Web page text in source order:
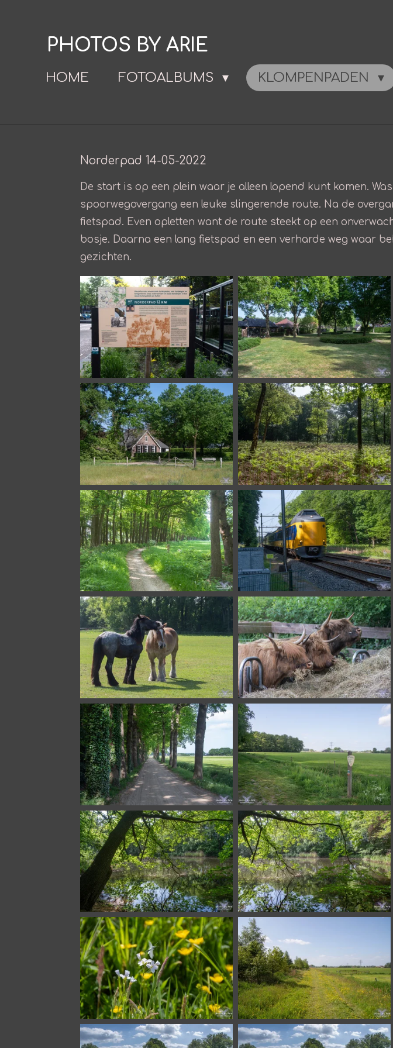
hoofdinhoud
PHOTOS BY ARIE
HOME FOTOALBUMS KLOMPENPADEN
Norderpad 14-05-2022
De start is op een plein waar je alleen lopend kunt komen.
spoorwegovergang een leuke slingerende route. Na de
fietspad. Even opletten want de route steekt op een
bosje. Daarna een lang fietspad en een verharde weg waar
gezichten.